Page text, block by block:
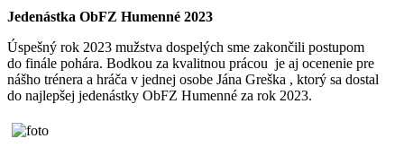
Jedenástka ObFZ Humenné 2023
Úspešný rok 2023 mužstva dospelých sme zakončili postupom
do finále pohára. Bodkou za kvalitnou prácou je aj ocenenie pre
nášho trénera a hráča v jednej osobe Jána Greška , ktorý sa dostal
do najlepšej jedenástky ObFZ Humenné za rok 2023.